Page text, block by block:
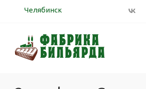
Челябинск